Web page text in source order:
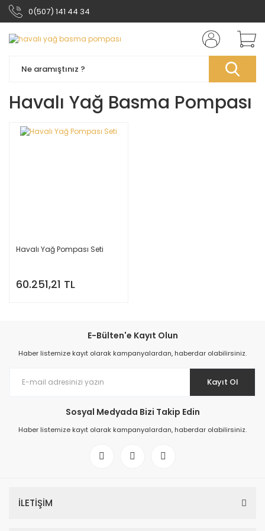
0(507) 141 44 34
Havalı Yağ Basma Pompası
Havalı Yağ Pompası Seti
60.251,21 TL
E-Bülten'e Kayıt Olun
Haber listemize kayıt olarak kampanyalardan, haberdar olabilirsiniz.
Kayıt Ol
Sosyal Medyada Bizi Takip Edin
Haber listemize kayıt olarak kampanyalardan, haberdar olabilirsiniz.
İLETİŞİM